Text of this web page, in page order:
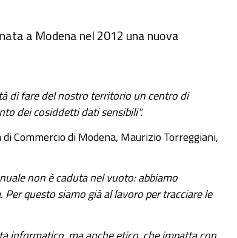
a Modena nel 2012 una nuova
di fare del nostro territorio un centro di
dei cosiddetti dati sensibili".
Commercio di Modena, Maurizio Torreggiani,
non è caduta nel vuoto: abbiamo
questo siamo già al lavoro per tracciare le
informatico, ma anche etico, che impatta con